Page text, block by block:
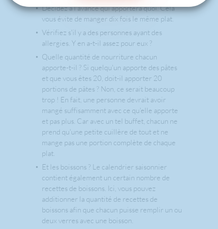
Décidez à l'avance qui apportera quoi. Cela
vous évite de manger dix fois le même plat.
Vérifiez s'il y a des personnes ayant des
allergies. Y en a-t-il assez pour eux ?
Quelle quantité de nourriture chacun
apporte-t-il ? Si quelqu'un apporte des pâtes
et que vous êtes 20, doit-il apporter 20
portions de pâtes ? Non, ce serait beaucoup
trop ! En fait, une personne devrait avoir
mangé suffisamment avec ce qu'elle apporte
et pas plus. Car avec un tel buffet, chacun ne
prend qu'une petite cuillère de tout et ne
mange pas une portion complète de chaque
plat.
Et les boissons ? Le calendrier saisonnier
contient également un certain nombre de
recettes de boissons. Ici, vous pouvez
additionner la quantité de recettes de
boissons afin que chacun puisse remplir un ou
deux verres avec une boisson.